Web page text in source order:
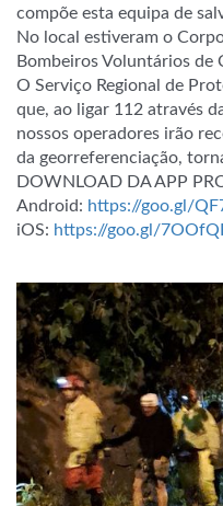
compõe esta equipa de
No local estiveram o
Bombeiros Voluntários de
O Serviço Regional de
que, ao ligar 112 através
nossos operadores irão
da georreferenciação,
DOWNLOAD DA APP
Android: https://goo.gl/
iOS: https://goo.gl/